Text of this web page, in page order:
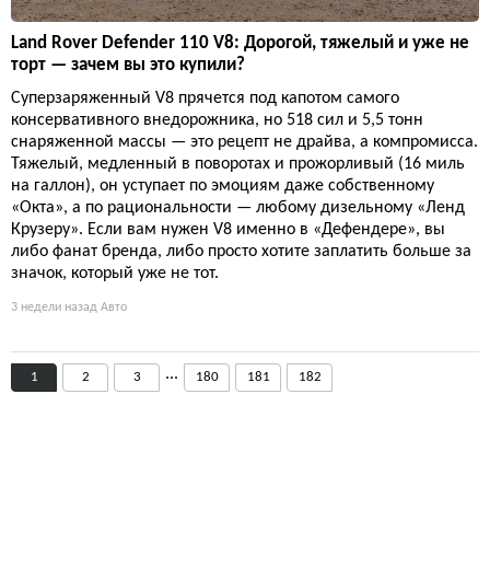
Land Rover Defender 110 V8: Дорогой, тяжелый и уже не
торт — зачем вы это купили?
Суперзаряженный V8 прячется под капотом самого
консервативного внедорожника, но 518 сил и 5,5 тонн
снаряженной массы — это рецепт не драйва, а компромисса.
Тяжелый, медленный в поворотах и прожорливый (16 миль
на галлон), он уступает по эмоциям даже собственному
«Окта», а по рациональности — любому дизельному «Ленд
Крузеру». Если вам нужен V8 именно в «Дефендере», вы
либо фанат бренда, либо просто хотите заплатить больше за
значок, который уже не тот.
3 недели назад Авто
1 2 3 ... 180 181 182